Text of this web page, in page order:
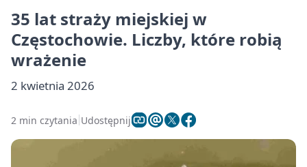
35 lat straży miejskiej w
Częstochowie. Liczby, które robią
wrażenie
2 kwietnia 2026
2 min czytania Udostępnij